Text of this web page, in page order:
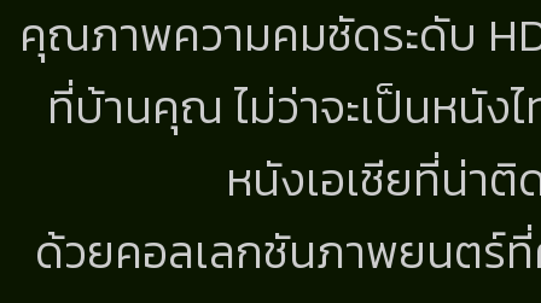
คุณภาพความคมชัดระดับ
ที่บ้านคุณ ไม่ว่าจะเป็นหนั
หนังเอเชียที่น่า
ด้วยคอลเลกชันภาพยนตร์